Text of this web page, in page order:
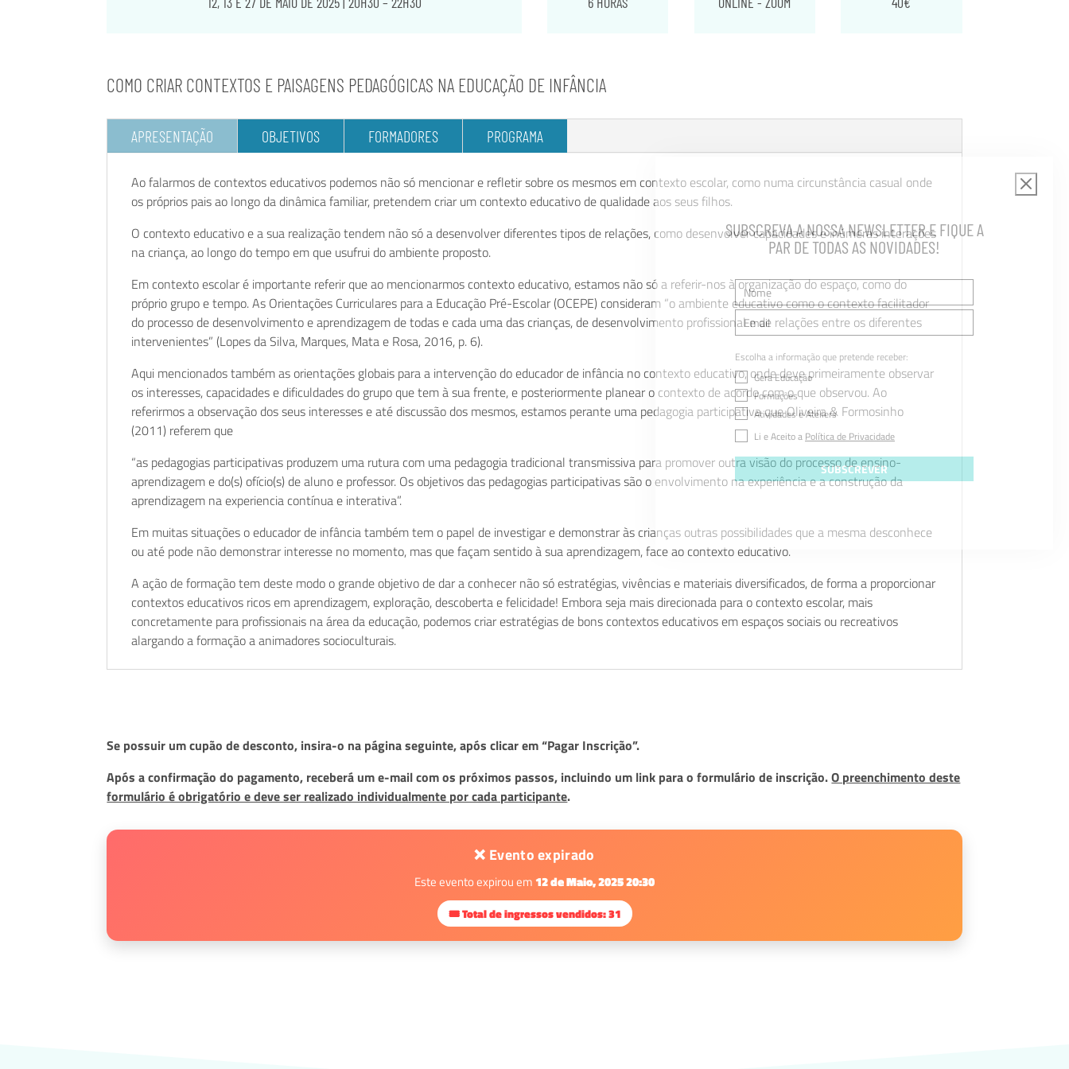
COMO CRIAR CONTEXTOS E PAISAGENS PEDAGÓGICAS NA EDUCAÇÃO DE INFÂNCIA
APRESENTAÇÃO OBJETIVOS FORMADORES PROGRAMA
Ao falarmos de contextos educativos podemos não só mencionar e refletir sobre os mesmos em contexto escolar, como numa circunstância casual onde
os próprios pais ao longo da dinâmica familiar, pretendem criar um contexto educativo de qualidade aos seus filhos.
O contexto educativo e a sua realização tendem não só a desenvolver diferentes tipos de relações, como desenvolver capacidades e inúmeras interações
na criança, ao longo do tempo em que usufrui do ambiente proposto.
Em contexto escolar é importante referir que ao mencionarmos contexto educativo, estamos não só a referir-nos à organização do espaço, como do
próprio grupo e tempo. As Orientações Curriculares para a Educação Pré-Escolar (OCEPE) consideram “o ambiente educativo como o contexto facilitador
do processo de desenvolvimento e aprendizagem de todas e cada uma das crianças, de desenvolvimento profissional e de relações entre os diferentes
intervenientes” (Lopes da Silva, Marques, Mata e Rosa, 2016, p. 6).
Aqui mencionados também as orientações globais para a intervenção do educador de infância no contexto educativo, onde deve primeiramente observar
os interesses, capacidades e dificuldades do grupo que tem à sua frente, e posteriormente planear o contexto de acordo com o que observou. Ao
referirmos a observação dos seus interesses e até discussão dos mesmos, estamos perante uma pedagogia participativa que Oliveira & Formosinho
(2011) referem que
“as pedagogias participativas produzem uma rutura com uma pedagogia tradicional transmissiva para promover outra visão do processo de ensino-
aprendizagem e do(s) ofício(s) de aluno e professor. Os objetivos das pedagogias participativas são o envolvimento na experiência e a construção da
aprendizagem na experiencia contínua e interativa”.
Em muitas situações o educador de infância também tem o papel de investigar e demonstrar às crianças outras possibilidades que a mesma desconhece
ou até pode não demonstrar interesse no momento, mas que façam sentido à sua aprendizagem, face ao contexto educativo.
A ação de formação tem deste modo o grande objetivo de dar a conhecer não só estratégias, vivências e materiais diversificados, de forma a proporcionar
contextos educativos ricos em aprendizagem, exploração, descoberta e felicidade! Embora seja mais direcionada para o contexto escolar, mais
concretamente para profissionais na área da educação, podemos criar estratégias de bons contextos educativos em espaços sociais ou recreativos
alargando a formação a animadores socioculturais.
Se possuir um cupão de desconto, insira-o na página seguinte, após clicar em “Pagar Inscrição”.
Após a confirmação do pagamento, receberá um e-mail com os próximos passos, incluindo um link para o formulário de inscrição.O preenchimento deste
formulário é obrigatório e deve ser realizado individualmente por cada participante.
❌ Evento expirado
Este evento expirou em12 de Maio, 2025 20:30
🎟 Total de ingressos vendidos: 31
SUBSCREVA A NOSSA NEWSLETTER E FIQUE A
PAR DE TODAS AS NOVIDADES!
Escolha a informação que pretende receber:
Gera Educação
Formações
Atividades e Ateliers
Li e Aceito a Política de Privacidade
SUBSCREVER